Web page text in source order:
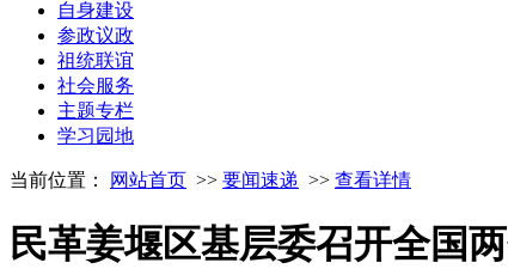
自身建设
参政议政
祖统联谊
社会服务
主题专栏
学习园地
当前位置： 网站首页 >> 要闻速递 >> 查看详情
民革姜堰区基层委召开全国